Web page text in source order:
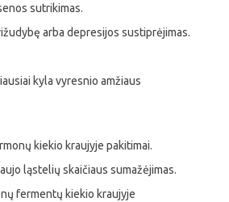
sutrikimas.
arba depresijos sustiprėjimas.
kyla vyresnio amžiaus
kiekio kraujyje pakitimai.
ląstelių skaičiaus sumažėjimas.
fermentų kiekio kraujyje